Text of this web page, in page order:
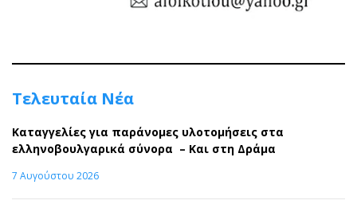
Τελευταία Νέα
Καταγγελίες για παράνομες υλοτομήσεις στα
ελληνοβουλγαρικά σύνορα – Και στη Δράμα
7 Αυγούστου 2026